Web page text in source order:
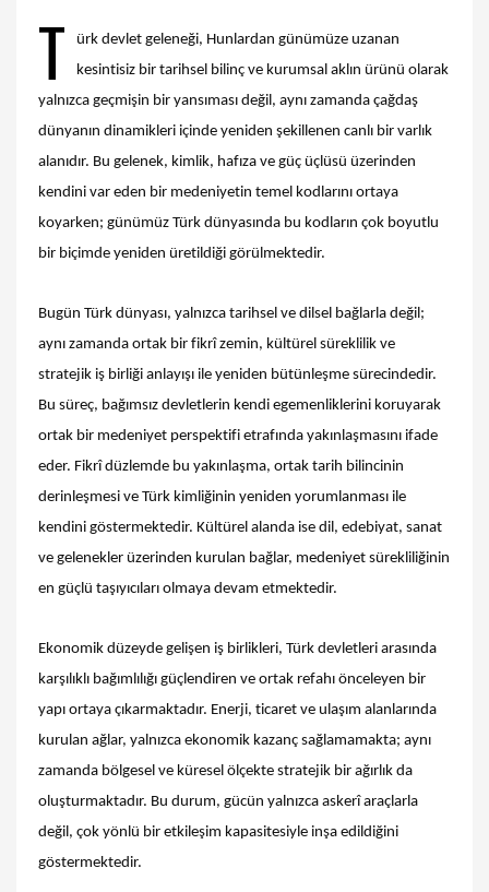
T
ürk devlet geleneği, Hunlardan günümüze uzanan
kesintisiz bir tarihsel bilinç ve kurumsal aklın ürünü olarak
yalnızca geçmişin bir yansıması değil, aynı zamanda çağdaş
dünyanın dinamikleri içinde yeniden şekillenen canlı bir varlık
alanıdır. Bu gelenek, kimlik, hafıza ve güç üçlüsü üzerinden
kendini var eden bir medeniyetin temel kodlarını ortaya
koyarken; günümüz Türk dünyasında bu kodların çok boyutlu
bir biçimde yeniden üretildiği görülmektedir.
Bugün Türk dünyası, yalnızca tarihsel ve dilsel bağlarla değil;
aynı zamanda ortak bir fikrî zemin, kültürel süreklilik ve
stratejik iş birliği anlayışı ile yeniden bütünleşme sürecindedir.
Bu süreç, bağımsız devletlerin kendi egemenliklerini koruyarak
ortak bir medeniyet perspektifi etrafında yakınlaşmasını ifade
eder. Fikrî düzlemde bu yakınlaşma, ortak tarih bilincinin
derinleşmesi ve Türk kimliğinin yeniden yorumlanması ile
kendini göstermektedir. Kültürel alanda ise dil, edebiyat, sanat
ve gelenekler üzerinden kurulan bağlar, medeniyet sürekliliğinin
en güçlü taşıyıcıları olmaya devam etmektedir.
Ekonomik düzeyde gelişen iş birlikleri, Türk devletleri arasında
karşılıklı bağımlılığı güçlendiren ve ortak refahı önceleyen bir
yapı ortaya çıkarmaktadır. Enerji, ticaret ve ulaşım alanlarında
kurulan ağlar, yalnızca ekonomik kazanç sağlamamakta; aynı
zamanda bölgesel ve küresel ölçekte stratejik bir ağırlık da
oluşturmaktadır. Bu durum, gücün yalnızca askerî araçlarla
değil, çok yönlü bir etkileşim kapasitesiyle inşa edildiğini
göstermektedir.